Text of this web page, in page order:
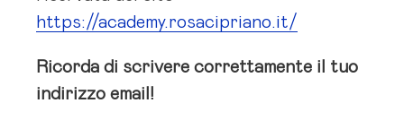
https://academy.rosacipriano.it/
Ricorda di scrivere correttamente il tuo
indirizzo email!